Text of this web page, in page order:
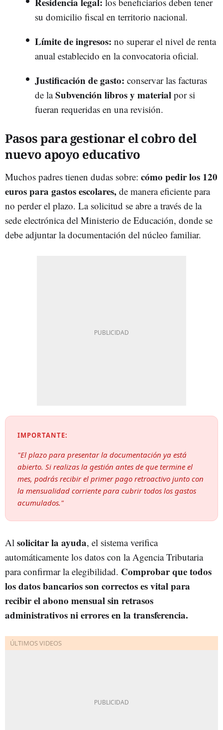
su domicilio fiscal en territorio nacional.
Límite de ingresos: no superar el nivel de renta
anual establecido en la convocatoria oficial.
Justificación de gasto: conservar las facturas
de laSubvención libros y material por si
fueran requeridas en una revisión.
Pasos para gestionar el cobro del
nuevo apoyo educativo
Muchos padres tienen dudas sobre: cómo pedir los 120
euros para gastos escolares, de manera eficiente para
no perder el plazo. La solicitud se abre a través de la
sede electrónica del Ministerio de Educación, donde se
debe adjuntar la documentación del núcleo familiar.
IMPORTANTE:
"El plazo para presentar la documentación ya está
abierto. Si realizas la gestión antes de que termine el
mes, podrás recibir el primer pago retroactivo junto con
la mensualidad corriente para cubrir todos los gastos
acumulados."
Al solicitar la ayuda, el sistema verifica
automáticamente los datos con la Agencia Tributaria
para confirmar la elegibilidad. Comprobar que todos
los datos bancarios son correctos es vital para
recibir el abono mensual sin retrasos
administrativos ni errores en la transferencia.